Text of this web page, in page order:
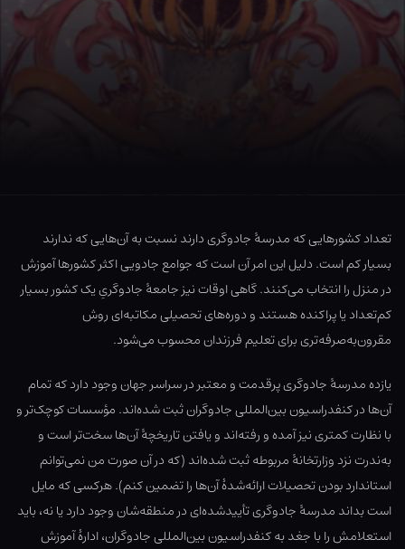
تعداد کشورهایی که مدرسهٔ جادوگری دارند نسبت به آن‌هایی که ندارند
بسیار کم است. دلیل این امر آن است که جوامع جادویی اکثر کشورها آموزش
در منزل را انتخاب می‌کنند. گاهی اوقات نیز جامعهٔ جادوگریِ یک کشور بسیار
کم‌تعداد یا پراکنده هستند و دوره‌های تحصیلی مکاتبه‌ای روش
مقرون‌به‌صرفه‌تری برای تعلیم فرزندان محسوب می‌شود.
یازده مدرسهٔ جادوگری پرقدمت و معتبر در سراسر جهان وجود دارد که تمام
آن‌ها در کنفدراسیون بین‌المللی جادوگران ثبت شده‌اند. مؤسسات کوچک‌تر و
با نظارت کمتری نیز آمده و رفته‌اند و یافتن تاریخچهٔ آن‌ها سخت‌تر است و
به‌ندرت نزد وزارتخانهٔ مربوطه ثبت شده‌اند (که در آن صورت من نمی‌توانم
استاندارد بودن تحصیلات ارائه‌شدهٔ آن‌ها را تضمین کنم). هرکسی که مایل
است بداند مدرسهٔ جادوگری تأییدشده‌ای در منطقه‌شان وجود دارد یا نه، باید
استعلامش را با جغد به کنفدراسیون بین‌المللی جادوگران، ادارهٔ آموزش